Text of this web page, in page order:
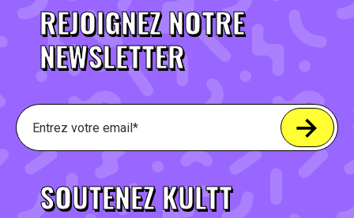
REJOIGNEZ NOTRE
NEWSLETTER
SOUTENEZ KULTT